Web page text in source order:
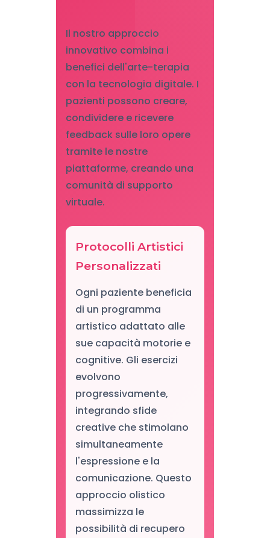
Il nostro approccio
innovativo combina i
benefici dell'arte-terapia
con la tecnologia digitale. I
pazienti possono creare,
condividere e ricevere
feedback sulle loro opere
tramite le nostre
piattaforme, creando una
comunità di supporto
virtuale.
Protocolli Artistici
Personalizzati
Ogni paziente beneficia
di un programma
artistico adattato alle
sue capacità motorie e
cognitive. Gli esercizi
evolvono
progressivamente,
integrando sfide
creative che stimolano
simultaneamente
l'espressione e la
comunicazione. Questo
approccio olistico
massimizza le
possibilità di recupero